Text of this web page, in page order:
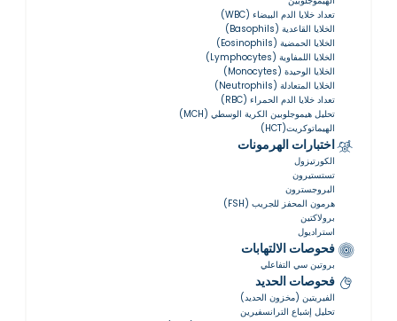
تعداد خلايا الدم البيضاء (WBC)
الخلايا القاعدية (Basophils)
الخلايا الحمضية (Eosinophils)
الخلايا اللمفاوية (Lymphocytes)
الخلايا الوحيدة (Monocytes)
الخلايا المتعادلة (Neutrophils)
تعداد خلايا الدم الحمراء (RBC)
تحليل هيموجلوبين الكرية الوسطي (MCH)
الهيماتوكريت(HCT)
اختبارات الهرمونات
الكورتيزول
تستستيرون
البروجسترون
هرمون المحفز للجريب (FSH)
برولاكتين
استراديول
فحوصات الالتهابات
بروتين سي التفاعلي
فحوصات الحديد
الفيريتين (مخزون الحديد)
تحليل إشباع الترانسفيرين